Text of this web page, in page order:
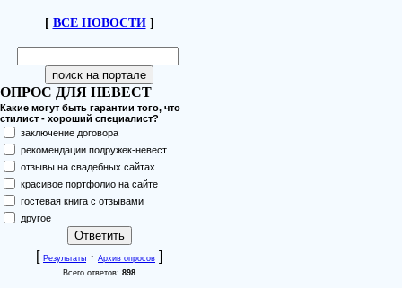
[ ВСЕ НОВОСТИ]
ОПРОС ДЛЯ НЕВЕСТ
Какие могут быть гарантии того, что
стилист - хороший специалист?
заключение договора
рекомендации подружек-невест
отзывы на свадебных сайтах
красивое портфолио на сайте
гостевая книга с отзывами
другое
[ Результаты · Архив опросов ]
Всего ответов: 898